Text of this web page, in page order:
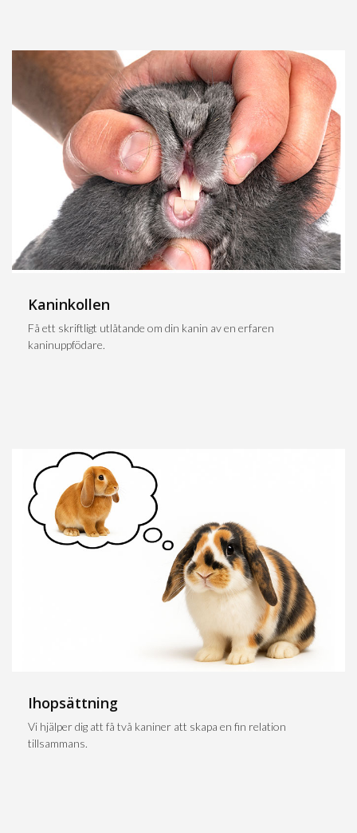
Kaninkollen
Få ett skriftligt utlåtande om din kanin av en erfaren
kaninuppfödare.
Ihopsättning
Vi hjälper dig att få två kaniner att skapa en fin relation
tillsammans.